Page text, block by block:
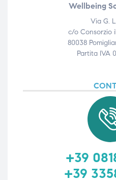
Wellbeing
Via G.
c/o Consorzio
80038
Partita IVA
+39
+39